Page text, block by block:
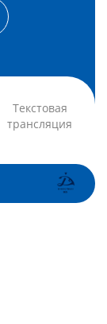
Текстовая
трансляция